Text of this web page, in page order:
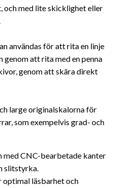
och med lite skicklighet eller
användas för att rita en linje
genom att rita med en penna
genom att skära direkt
large originalskalorna för
som exempelvis grad- och
med CNC-bearbetade kanter
slitstyrka.
optimal läsbarhet och